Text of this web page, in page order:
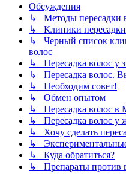
Обсуждения
↳ Методы пересадки
↳ Клиники пересадки
↳ Черный список
волос
↳ Пересадка волос у
↳ Пересадка волос.
↳ Необходим совет!
↳ Обмен опытом
↳ Пересадка волос в
↳ Пересадка волос у
↳ Хочу сделать
↳
↳ Куда обратиться?
↳ Препараты против